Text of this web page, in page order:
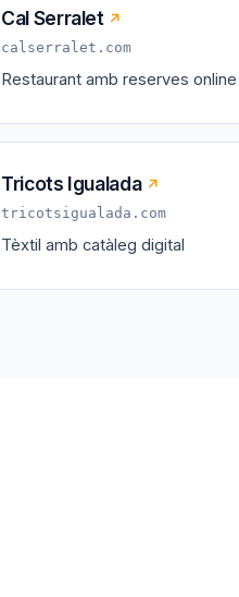
Cal Serralet ↗
calserralet.com
Restaurant amb reserves online
Tricots Igualada ↗
tricotsigualada.com
Tèxtil amb catàleg digital